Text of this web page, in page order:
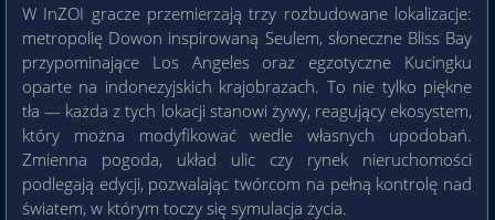
W InZOI gracze przemierzają trzy rozbudowane lokalizacje:
metropolię Dowon inspirowaną Seulem, słoneczne Bliss Bay
przypominające Los Angeles oraz egzotyczne Kucingku
oparte na indonezyjskich krajobrazach. To nie tylko piękne
tła — każda z tych lokacji stanowi żywy, reagujący ekosystem,
który można modyfikować wedle własnych upodobań.
Zmienna pogoda, układ ulic czy rynek nieruchomości
podlegają edycji, pozwalając twórcom na pełną kontrolę nad
światem, w którym toczy się symulacja życia.